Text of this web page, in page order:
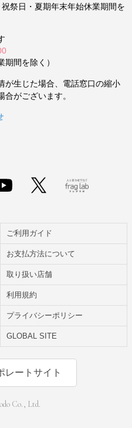
祭日・夏期年末年始休業期間を
期間を除く）
生じた場合、電話窓口の縮小
がございます。
ご利用ガイド
お支払方法について
取り扱い店舗
利用規約
プライバシーポリシー
GLOBAL SITE
レートサイト
Co., Ltd.